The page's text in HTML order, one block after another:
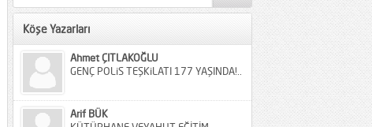
Köşe Yazarları
Ahmet ÇITLAKOĞLU
GENÇ POLiS TEŞKiLATI 177 YAŞINDA!..
Arif BÜK